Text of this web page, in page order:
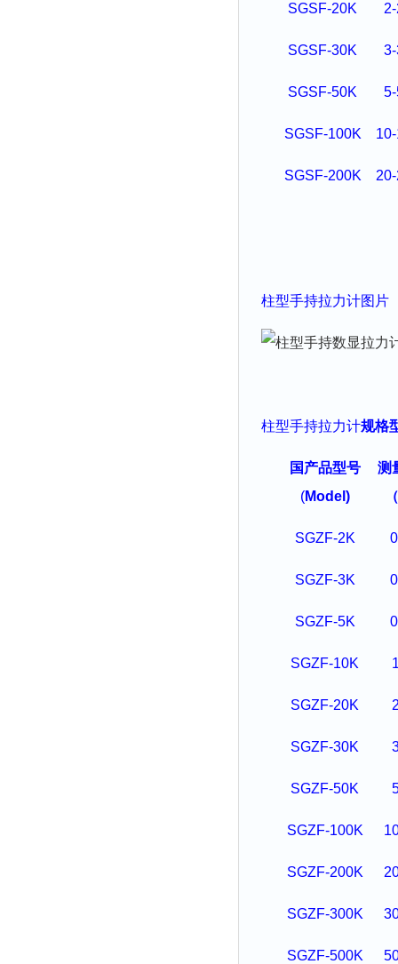
SGSF-20K
SGSF-30K
SGSF-50K
SGSF-100K
SGSF-200K
柱型手持拉力计图片
柱型手持拉力计规格
国产品型号
(Model)
测
SGZF-2K
SGZF-3K
SGZF-5K
SGZF-10K
SGZF-20K
SGZF-30K
SGZF-50K
SGZF-100K
SGZF-200K
SGZF-300K
SGZF-500K